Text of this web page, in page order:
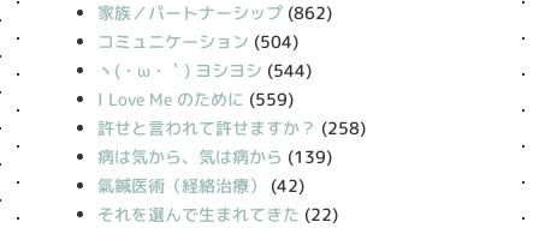
家族／パートナーシップ (862)
コミュニケーション (504)
丶(・ω・｀) ヨシヨシ (544)
I Love Me のために (559)
許せと言われて許せますか？ (258)
病は気から、気は病から (139)
氣鍼医術（経絡治療）
(42)
それを選んで生まれてきた (22)